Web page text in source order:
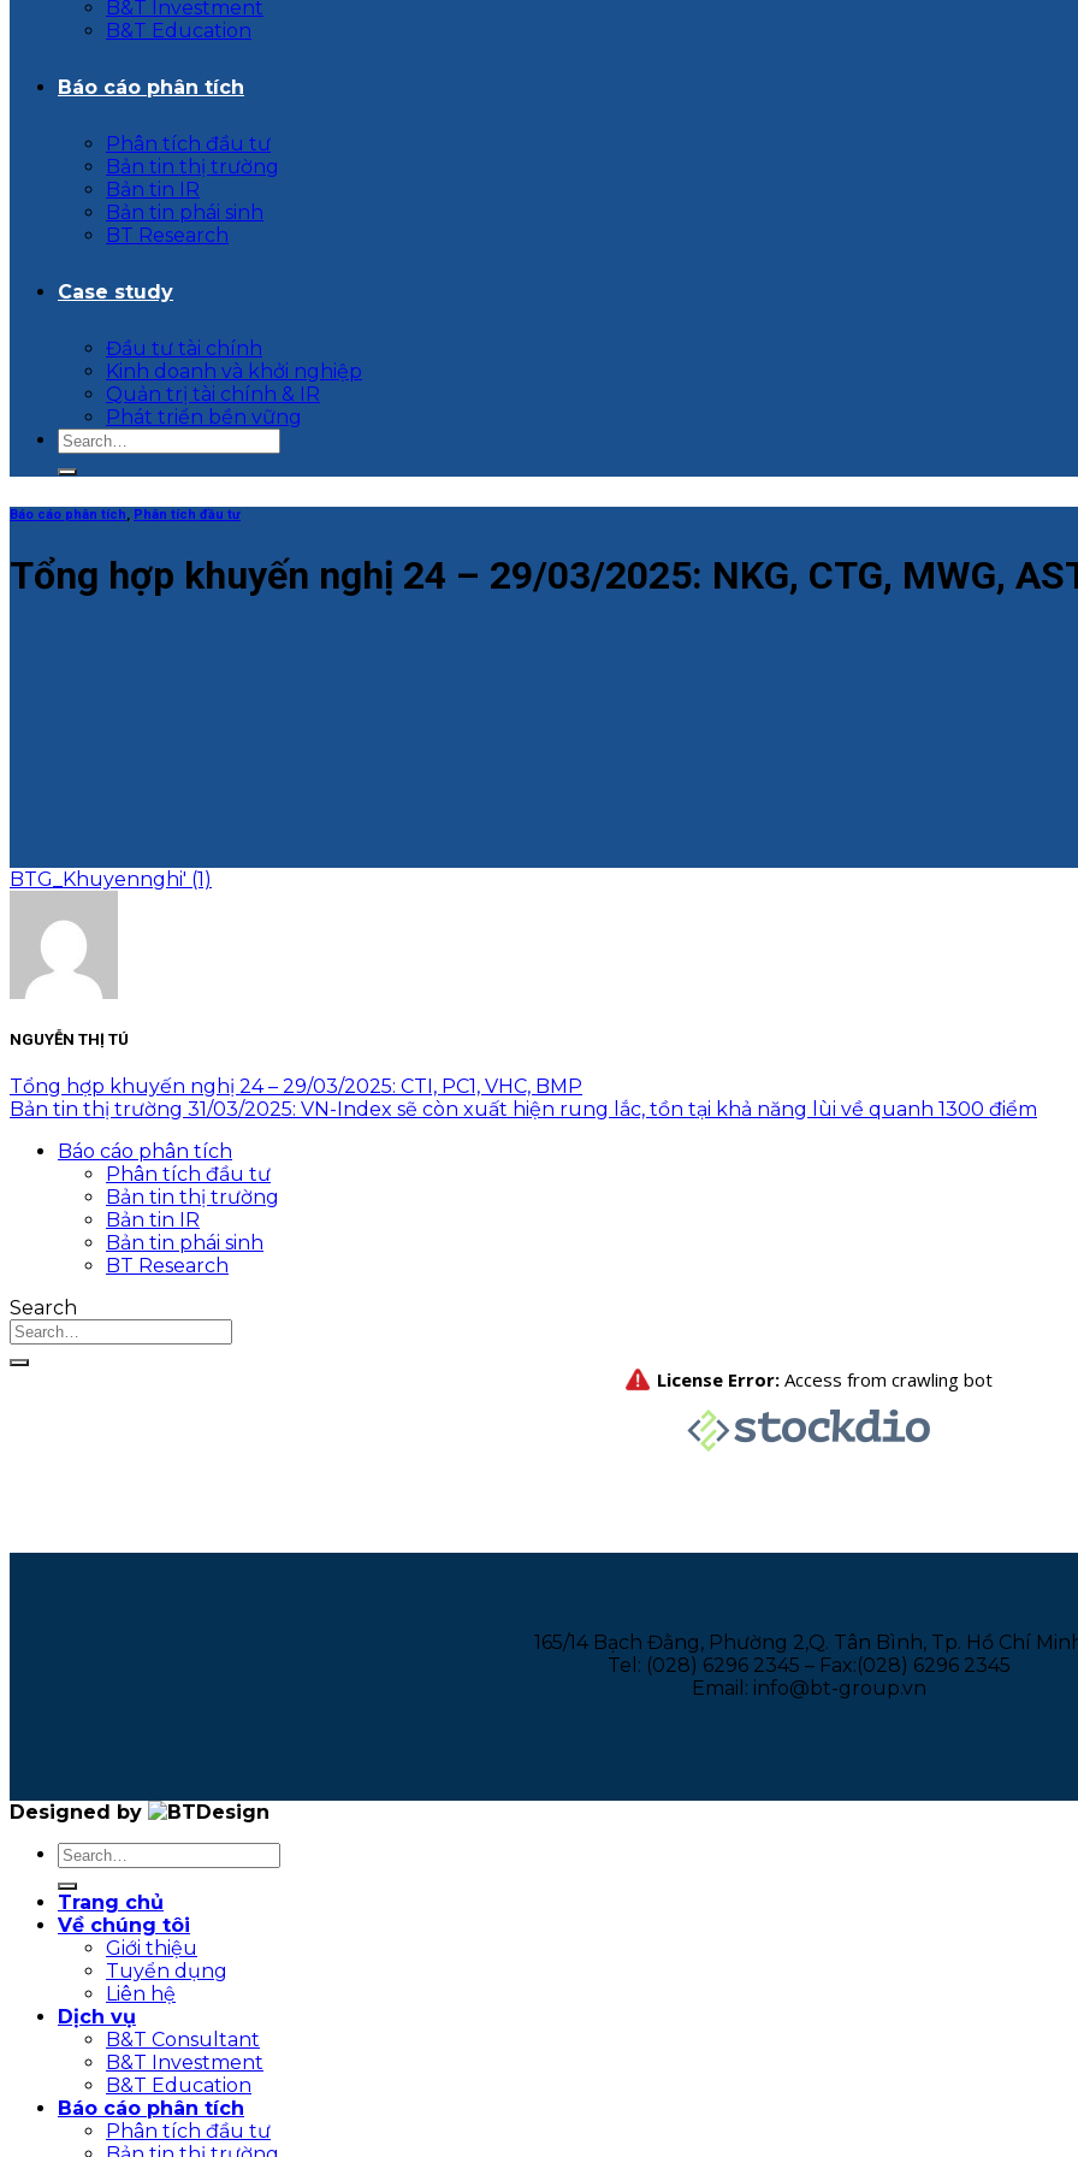
B&T Investment
B&T Education
Báo cáo phân tích
Phân tích đầu tư
Bản tin thị trường
Bản tin IR
Bản tin phái sinh
BT Research
Case study
Đầu tư tài chính
Kinh doanh và khởi nghiệp
Quản trị tài chính & IR
Phát triển bền vững
Báo cáo phân tích, Phân tích đầu tư
Tổng hợp khuyến nghị 24 – 29/03/2025: NKG, CTG, MWG,
BTG_Khuyennghi' (1)
NGUYỄN THỊ TÚ
Tổng hợp khuyến nghị 24 – 29/03/2025: CTI, PC1, VHC, BMP
Bản tin thị trường 31/03/2025: VN-Index sẽ còn xuất hiện rung lắc, tồn tại khả năng lùi về quanh 1300 điểm
Báo cáo phân tích
Phân tích đầu tư
Bản tin thị trường
Bản tin IR
Bản tin phái sinh
BT Research
Search
165/14 Bạch Đằng, Phường 2,Q. Tân Bình, Tp. Hồ Chí
Tel: (028) 6296 2345 – Fax:(028) 6296 2345
Email: info@bt-group.vn
Designed by
Trang chủ
Về chúng tôi
Giới thiệu
Tuyển dụng
Liên hệ
Dịch vụ
B&T Consultant
B&T Investment
B&T Education
Báo cáo phân tích
Phân tích đầu tư